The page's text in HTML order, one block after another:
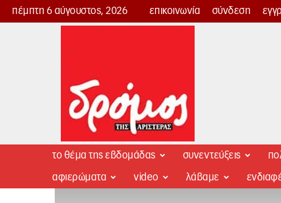
πέμπτη 6 αύγουστος, 2026 επικοινωνία σύνδεση
Δρόμος
το θέμα της εβδομάδας συνεντεύξεις
αφιερώματα video λάβαμε